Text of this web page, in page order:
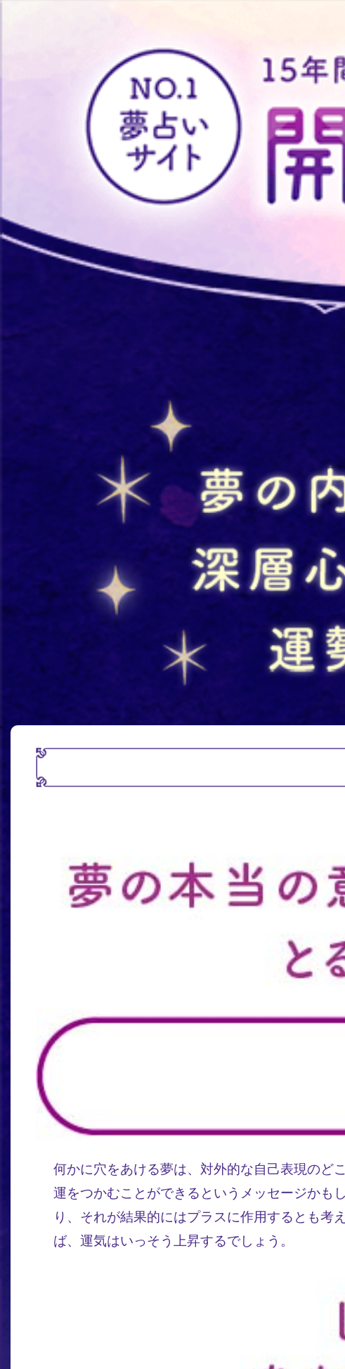
何かに穴をあける夢は、対外的な自己表現のど
運をつかむことができるというメッセージかも
り、それが結果的にはプラスに作用するとも考
ば、運気はいっそう上昇するでしょう。